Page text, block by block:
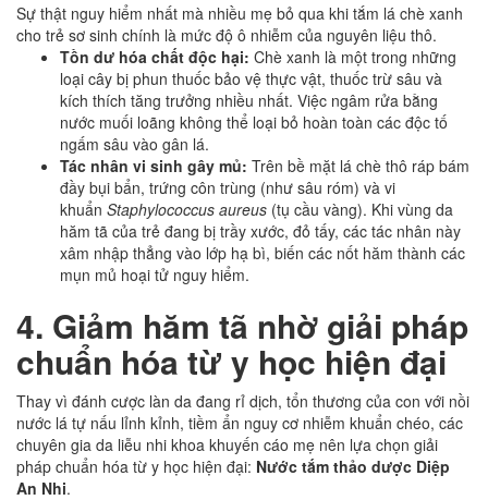
Sự thật nguy hiểm nhất mà nhiều mẹ bỏ qua khi tắm lá chè xanh
cho trẻ sơ sinh chính là mức độ ô nhiễm của nguyên liệu thô.
Tồn dư hóa chất độc hại: Chè xanh là một trong những
loại cây bị phun thuốc bảo vệ thực vật, thuốc trừ sâu và
kích thích tăng trưởng nhiều nhất. Việc ngâm rửa bằng
nước muối loãng không thể loại bỏ hoàn toàn các độc tố
ngấm sâu vào gân lá.
Tác nhân vi sinh gây mủ: Trên bề mặt lá chè thô ráp bám
đầy bụi bẩn, trứng côn trùng (như sâu róm) và vi
khuẩn Staphylococcus aureus (tụ cầu vàng). Khi vùng da
hăm tã của trẻ đang bị trầy xước, đỏ tấy, các tác nhân này
xâm nhập thẳng vào lớp hạ bì, biến các nốt hăm thành các
mụn mủ hoại tử nguy hiểm.
4. Giảm hăm tã nhờ giải pháp
chuẩn hóa từ y học hiện đại
Thay vì đánh cược làn da đang rỉ dịch, tổn thương của con với nồi
nước lá tự nấu lỉnh kỉnh, tiềm ẩn nguy cơ nhiễm khuẩn chéo, các
chuyên gia da liễu nhi khoa khuyến cáo mẹ nên lựa chọn giải
pháp chuẩn hóa từ y học hiện đại: Nước tắm thảo dược Diệp
An Nhi.